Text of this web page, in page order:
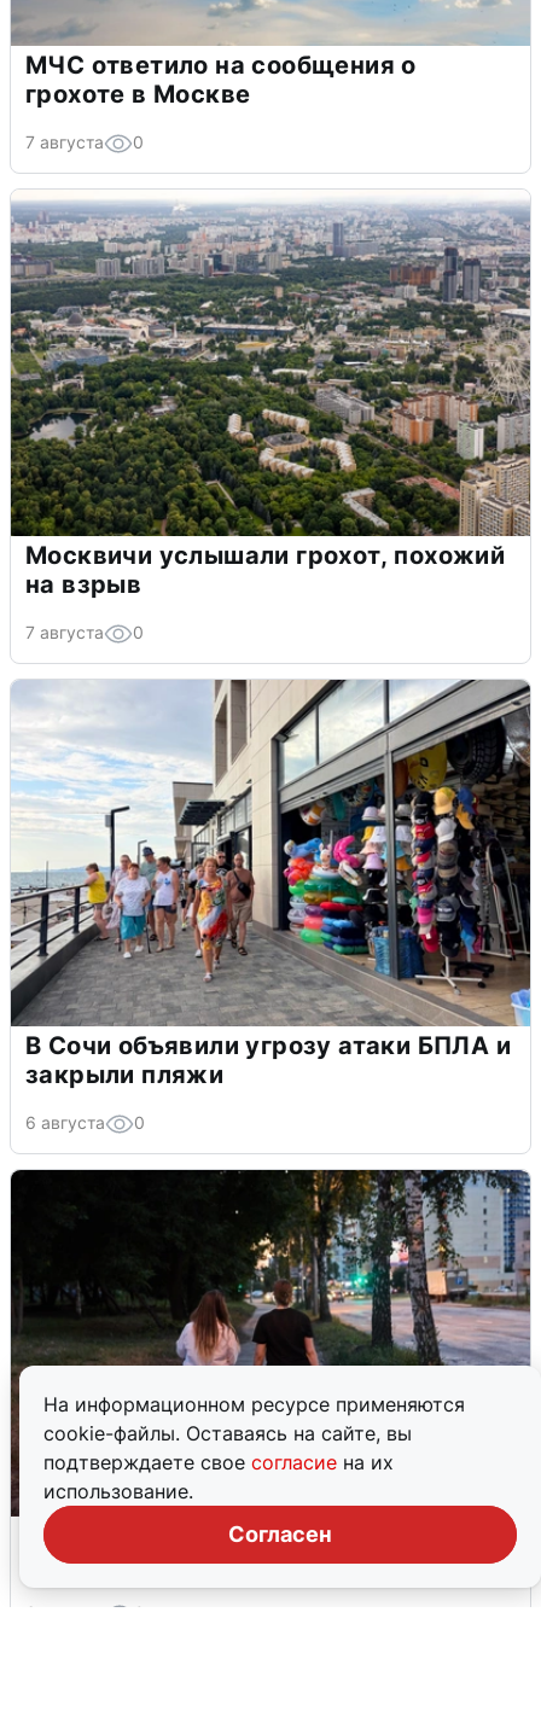
На информационном ресурсе применяются
cookie-файлы. Оставаясь на сайте, вы
подтверждаете свое согласие на их
использование.
Согласен
МЧС ответило на сообщения о
грохоте в Москве
7 августа 0
Москвичи услышали грохот, похожий
на взрыв
7 августа 0
В Сочи объявили угрозу атаки БПЛА и
закрыли пляжи
6 августа 0
Опубликована карта отключений
воды в Воронеже
6 августа 0